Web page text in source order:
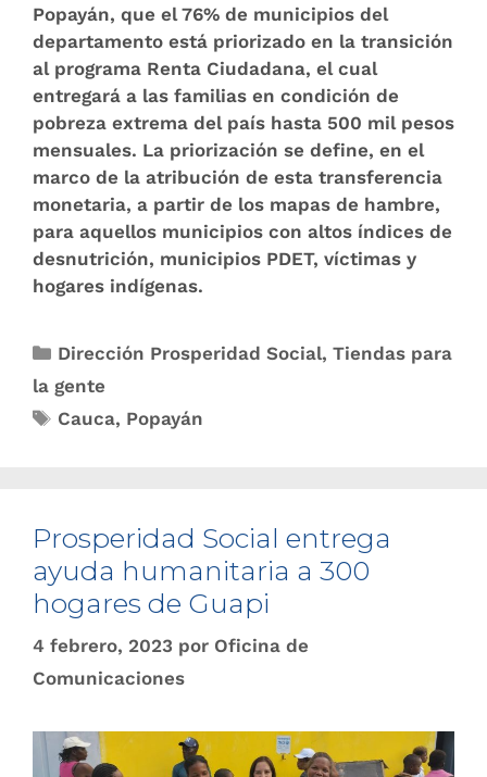
Popayán, que el 76% de municipios del
departamento está priorizado en la transición
al programa Renta Ciudadana, el cual
entregará a las familias en condición de
pobreza extrema del país hasta 500 mil pesos
mensuales. La priorización se define, en el
marco de la atribución de esta transferencia
monetaria, a partir de los mapas de hambre,
para aquellos municipios con altos índices de
desnutrición, municipios PDET, víctimas y
hogares indígenas.
Dirección Prosperidad Social,Tiendas para
la gente
Cauca, Popayán
Prosperidad Social entrega
ayuda humanitaria a 300
hogares de Guapi
4 febrero, 2023 por Oficina de
Comunicaciones